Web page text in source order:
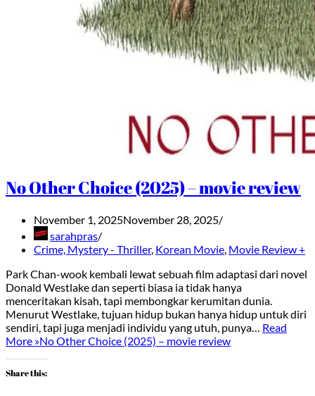
No Other Choice (2025) – movie review
November 1, 2025November 28, 2025
sarahpras
Crime, Mystery - Thriller, Korean Movie Movie Review +
Park Chan-wook kembali lewat sebuah film adaptasi dari novel
Donald Westlake dan seperti biasa ia tidak hanya
menceritakan kisah, tapi membongkar kerumitan dunia.
Menurut Westlake, tujuan hidup bukan hanya hidup untuk diri
sendiri, tapi juga menjadi individu yang utuh, punya… Read
More »No Other Choice (2025) – movie review
Share this: